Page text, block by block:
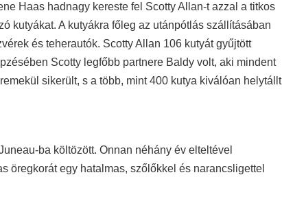
Haas hadnagy kereste fel Scotty Allan-t azzal a titkos
kutyákat. A kutyákra főleg az utánpótlás szállításában
és teherautók. Scotty Allan 106 kutyát gyűjtött
Scotty legfőbb partnere Baldy volt, aki mindent
sikerült, s a több, mint 400 kutya kiválóan helytállt
ba költözött. Onnan néhány év elteltével
öregkorát egy hatalmas, szőlőkkel és narancsligettel